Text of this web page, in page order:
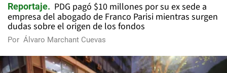
Reportaje
PDG pagó $10 millones por su ex sede a
empresa del abogado de Franco Parisi mientras surgen
dudas sobre el origen de los fondos
Por Álvaro Marchant Cuevas